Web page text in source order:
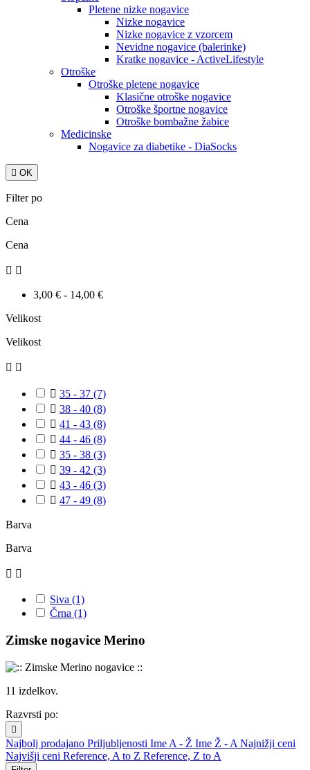
Pletene nizke nogavice
Nizke nogavice
Nizke nogavice z vzorcem
Nevidne nogavice (balerinke)
Kratke nogavice - ActiveLifestyle
Otroške
Otroške pletene nogavice
Klasične otroške nogavice
Otroške športne nogavice
Otroške bombažne žabice
Medicinske
Nogavice za diabetike - DiaSocks
 OK
Filter po
Cena
Cena
 
3,00 € - 14,00 €
Velikost
Velikost
 
 35 - 37 (7)
 38 - 40 (8)
 41 - 43 (8)
 44 - 46 (8)
 35 - 38 (3)
 39 - 42 (3)
 43 - 46 (3)
 47 - 49 (8)
Barva
Barva
 
Siva (1)
Črna (1)
Zimske nogavice Merino
11 izdelkov.
Razvrsti po:

Najbolj prodajano Priljubljenosti Ime A - Ž Ime Ž - A Najnižji ceni
Najvišji ceni Reference, A to Z Reference, Z to A